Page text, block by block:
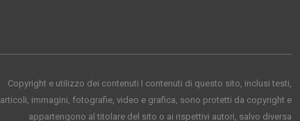
Copyright e utilizzo dei contenuti I contenuti di questo sito, inclusi testi,
articoli, immagini, fotografie, video e grafica, sono protetti da copyright e
appartengono al titolare del sito o ai rispettivi autori, salvo diversa